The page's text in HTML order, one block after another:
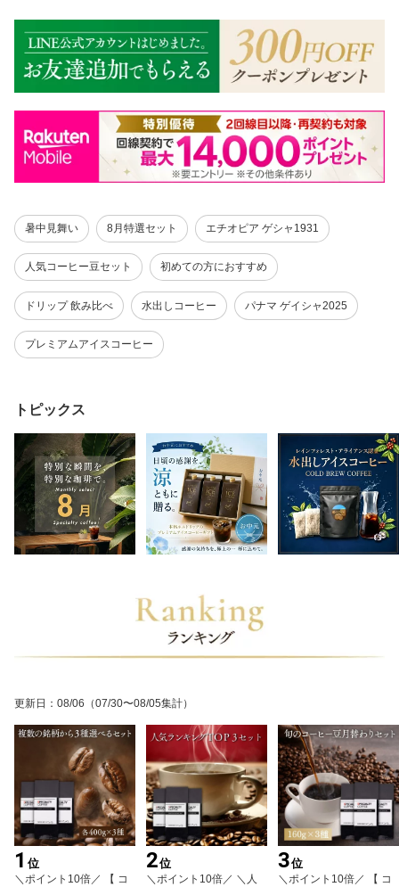
暑中見舞い 8月特選セット エチオピア ゲシャ1931
人気コーヒー豆セット 初めての方におすすめ
ドリップ 飲み比べ 水出しコーヒー パナマ ゲイシャ2025
プレミアムアイスコーヒー
トピックス
更新日 ： 08/06 （07/30〜08/05集計）
1 位
＼ポイント10倍／ 【 コ
2位
＼ポイント10倍／ ＼人
3位
＼ポイント10倍／ 【 コ